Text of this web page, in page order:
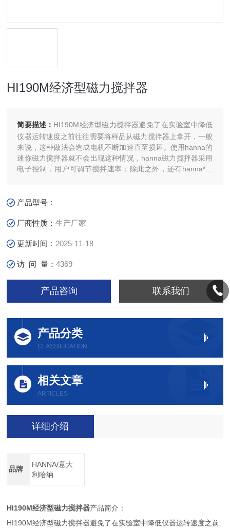
HI190M经济型磁力搅拌器
简要描述： HI190M经济型磁力搅拌器避免了在实验室中降低
仪器运转速度之前往往需要将样品从磁力搅拌器上拿开，一般
来说，这种做法会造成电机不断加速直至损坏。使用hanna的
迷你磁力搅拌器就不会出现这种情况，hanna磁力搅拌器采用
电子控制，用户可调节搅拌速率；除此之外，还有hanna*的
产品型号：
厂商性质：生产厂家
更新时间： 2025-11-18
访 问 量：4369
产品咨询 联系我们
产品分类
CLASSIFICATION
相关文章
ARTICLES
详细介绍
品牌
HANNA/意大
利哈纳
HI190M经济型磁力搅拌器产品简介：
HI190M经济型磁力搅拌器避免了在实验室中降低仪器运转速度之前